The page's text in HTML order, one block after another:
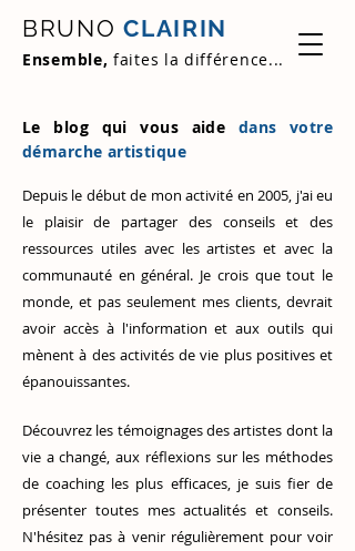
BRUNO CLAIRIN
Ensemble, faites la différence...
Le blog qui vous aide dans votre
démarche artistique
Depuis le début de mon activité en 2005, j'ai eu
le plaisir de partager des conseils et des
ressources utiles avec les artistes et avec la
communauté en général. Je crois que tout le
monde, et pas seulement mes clients, devrait
avoir accès à l'information et aux outils qui
mènent à des activités de vie plus positives et
épanouissantes.
Découvrez les témoignages des artistes dont la
vie a changé, aux réflexions sur les méthodes
de coaching les plus efficaces, je suis fier de
présenter toutes mes actualités et conseils.
N'hésitez pas à venir régulièrement pour voir